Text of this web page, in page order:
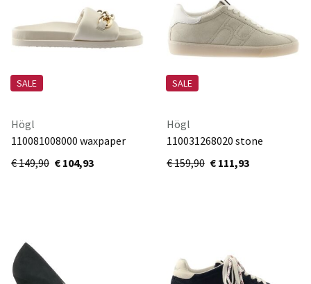
SALE
Högl
110081008000 waxpaper
€ 149,90 € 104,93
SALE
Högl
110031268020 stone
€ 159,90 € 111,93